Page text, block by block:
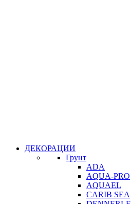
ДЕКОРАЦИИ
Грунт
ADA
AQUA-PRO
AQUAEL
CARIB SEA